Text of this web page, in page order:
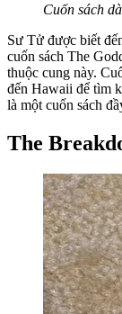
Cuốn sách
Sư Tử được biết
cuốn sách The
thuộc cung này.
đến Hawaii để tìm
là một cuốn sách
The